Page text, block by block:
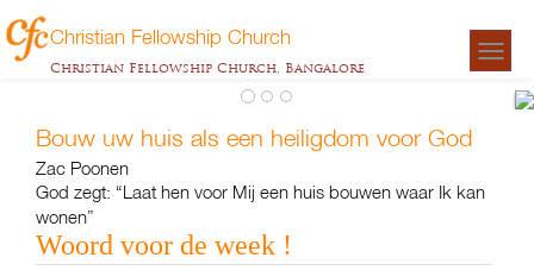
Christian Fellowship Church
Christian Fellowship Church, Bangalore
Bouw uw huis als een heiligdom voor God
Zac Poonen
God zegt: “Laat hen voor Mij een huis bouwen waar Ik kan
wonen”
Woord voor de week !